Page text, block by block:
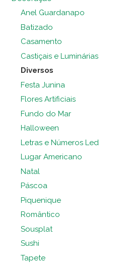
Anel Guardanapo
Batizado
Casamento
Castiçais e Luminárias
Diversos
Festa Junina
Flores Artificiais
Fundo do Mar
Halloween
Letras e Números Led
Lugar Americano
Natal
Páscoa
Piquenique
Romântico
Sousplat
Sushi
Tapete